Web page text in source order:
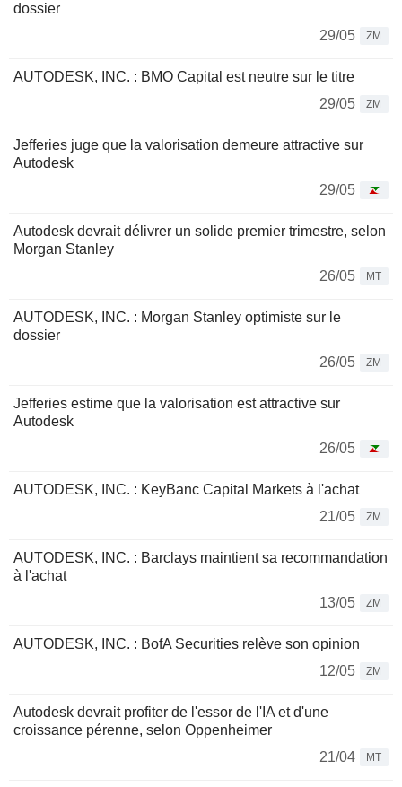
dossier
29/05
ZM
AUTODESK, INC. : BMO Capital est neutre sur le titre
29/05
ZM
Jefferies juge que la valorisation demeure attractive sur
Autodesk
29/05
Autodesk devrait délivrer un solide premier trimestre, selon
Morgan Stanley
26/05
MT
AUTODESK, INC. : Morgan Stanley optimiste sur le
dossier
26/05
ZM
Jefferies estime que la valorisation est attractive sur
Autodesk
26/05
AUTODESK, INC. : KeyBanc Capital Markets à l'achat
21/05
ZM
AUTODESK, INC. : Barclays maintient sa recommandation
à l'achat
13/05
ZM
AUTODESK, INC. : BofA Securities relève son opinion
12/05
ZM
Autodesk devrait profiter de l'essor de l'IA et d'une
croissance pérenne, selon Oppenheimer
21/04
MT